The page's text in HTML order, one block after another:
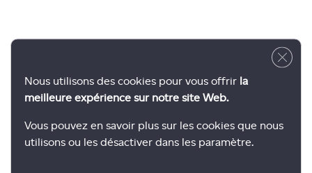
Nous utilisons des cookies pour vous offrir la
meilleure expérience sur notre site Web.
Vous pouvez en savoir plus sur les cookies que nous
utilisons ou les désactiver dans les paramètre.
Close